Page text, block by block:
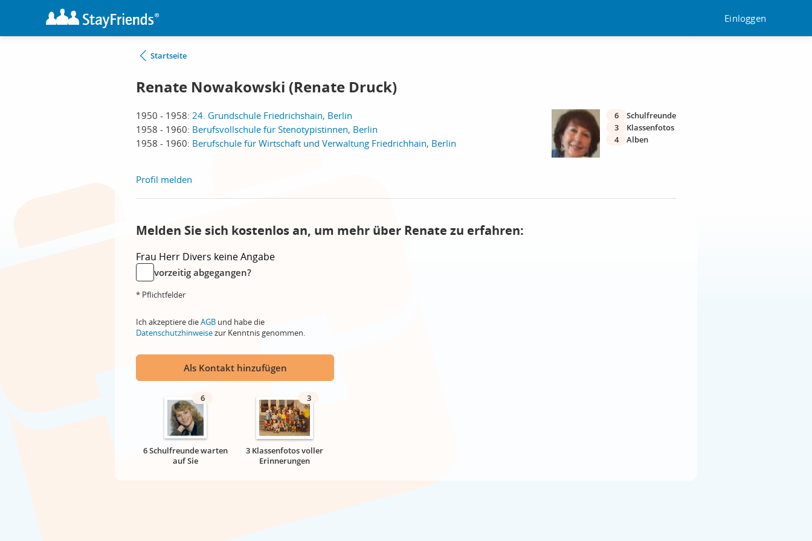
Einloggen
Startseite
Renate Nowakowski (Renate Druck)
1950 - 1958: 24. Grundschule Friedrichshain, Berlin
1958 - 1960: Berufsvollschule für Stenotypistinnen, Berlin
1958 - 1960: Berufschule für Wirtschaft und Verwaltung Friedrichhain, Berlin
6
Schulfreunde
3
Klassenfotos
4
Alben
Profil melden
Melden Sie sich kostenlos an, um mehr über Renate zu erfahren:
Frau Herr Divers keine Angabe
vorzeitig abgegangen?
* Pflichtfelder
Ich akzeptiere dieAGB und habe die
Datenschutzhinweisezur Kenntnis genommen.
Als Kontakt hinzufügen
6
6 Schulfreunde warten
auf Sie
3
3 Klassenfotos voller
Erinnerungen